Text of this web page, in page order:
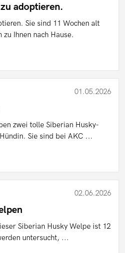
adoptieren.
Sie sind 11 Wochen alt
Ihnen nach Hause.
01.05.2026
zwei tolle Siberian Husky-
Sie sind bei AKC ...
02.06.2026
Siberian Husky Welpe ist 12
untersucht, ...